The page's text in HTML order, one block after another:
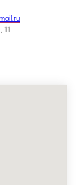
11